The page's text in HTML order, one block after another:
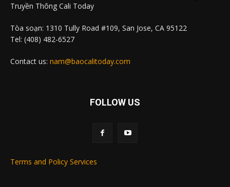
Truyền Thông Cali Today
Tòa soạn: 1310 Tully Road #109, San Jose, CA 95122
Tel: (408) 482-6527
Contact us: nam@baocalitoday.com
FOLLOW US
Terms and Policy Services